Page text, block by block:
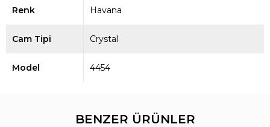
Renk Havana
Cam Tipi Crystal
Model 4454
BENZER ÜRÜNLER